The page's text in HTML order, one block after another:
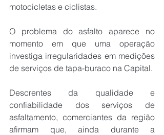
motocicletas e ciclistas.
O problema do asfalto aparece no
momento em que uma operação
investiga irregularidades em medições
de serviços de tapa-buraco na Capital.
Descrentes da qualidade e
confiabilidade dos serviços de
asfaltamento, comerciantes da região
afirmam que, ainda durante a